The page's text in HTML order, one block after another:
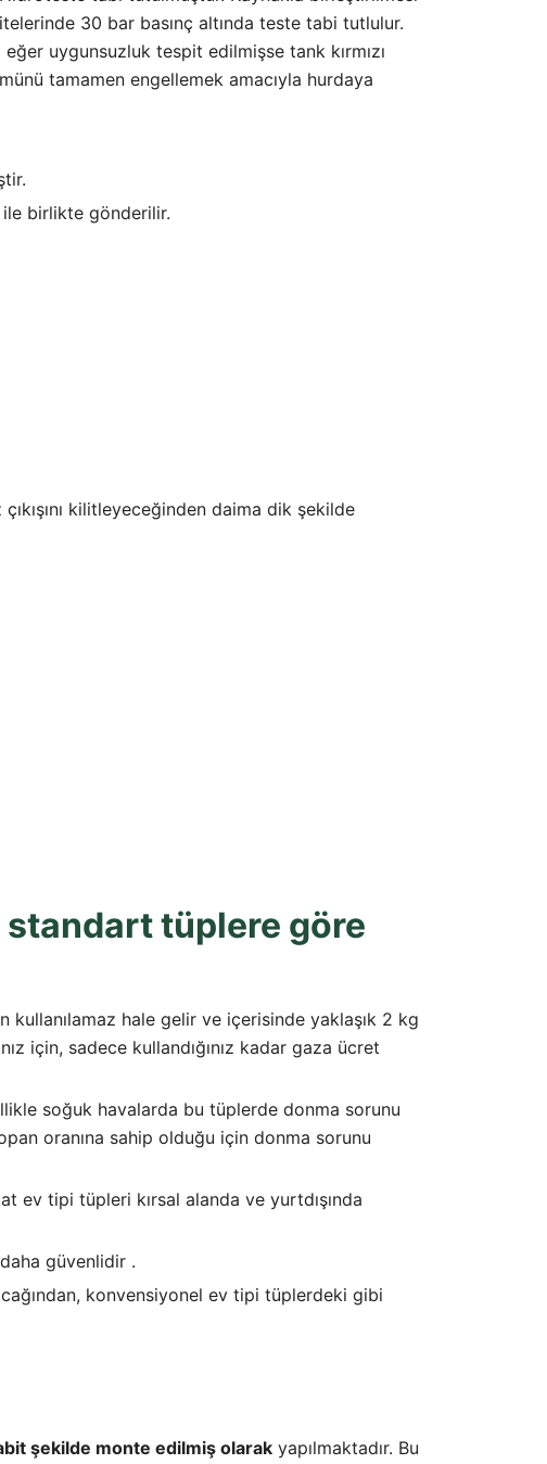
30 bar basınç altında teste tabi tutlulur.
uygunsuzluk tespit edilmişse tank kırmızı
tamamen engellemek amacıyla hurdaya
ile birlikte gönderilir.
kilitleyeceğinden daima dik şekilde
standart tüplere göre
kullanılamaz hale gelir ve içerisinde yaklaşık 2 kg
için, sadece kullandığınız kadar gaza ücret
soğuk havalarda bu tüplerde donma sorunu
oranına sahip olduğu için donma sorunu
ev tipi tüpleri kırsal alanda ve yurtdışında
güvenlidir .
konvensiyonel ev tipi tüplerdeki gibi
şekilde monte edilmiş olarak yapılmaktadır. Bu